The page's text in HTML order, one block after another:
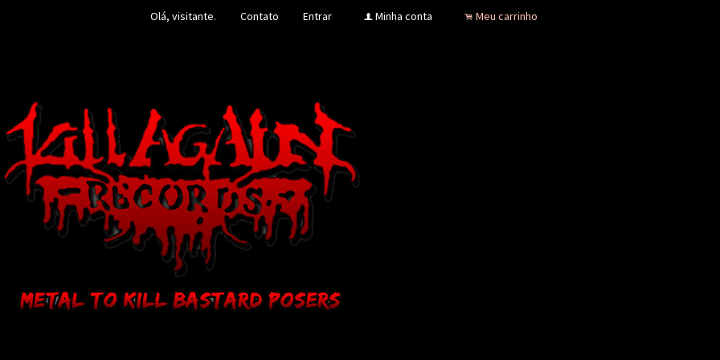
Olá, visitante. Contato Entrar f Minha conta . Meu carrinho